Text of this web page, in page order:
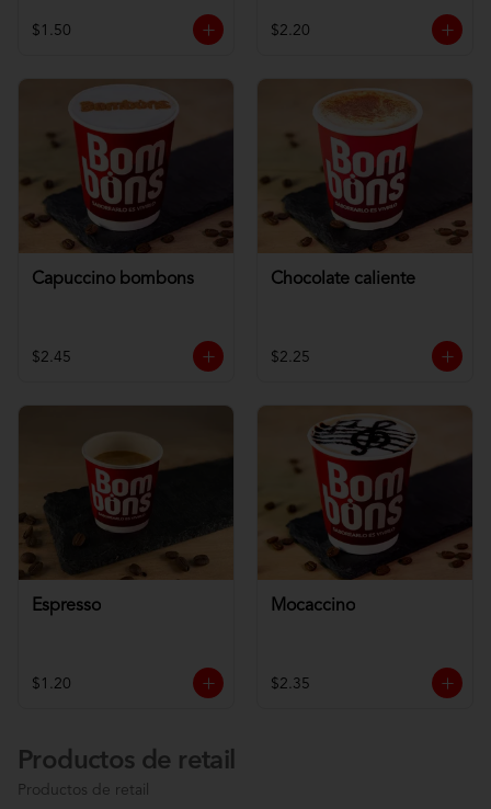
$1.50 $2.20
Capuccino bombons
$2.45
Chocolate caliente
$2.25
Espresso
$1.20
Mocaccino
$2.35
Productos de retail
Productos de retail